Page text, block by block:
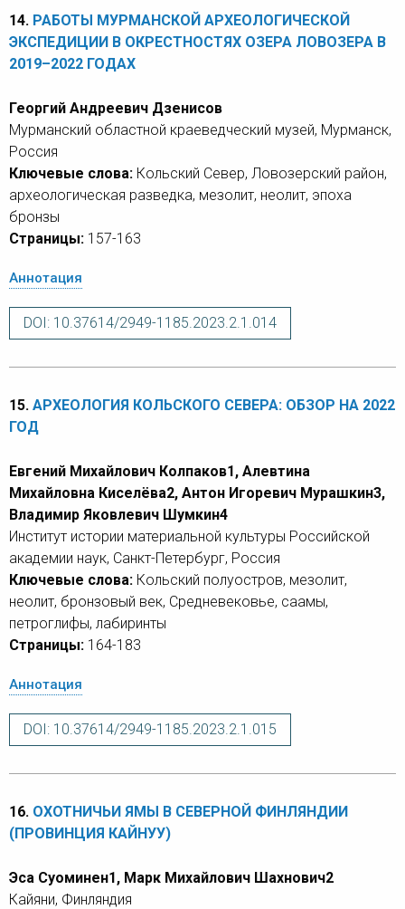
14. РАБОТЫ МУРМАНСКОЙ АРХЕОЛОГИЧЕСКОЙ
ЭКСПЕДИЦИИ В ОКРЕСТНОСТЯХ ОЗЕРА ЛОВОЗЕРА В
2019–2022 ГОДАХ
Георгий Андреевич Дзенисов
Мурманский областной краеведческий музей, Мурманск,
Россия
Ключевые слова: Кольский Север, Ловозерский район,
археологическая разведка, мезолит, неолит, эпоха
бронзы
Страницы: 157-163
Аннотация
DOI: 10.37614/2949-1185.2023.2.1.014
15. АРХЕОЛОГИЯ КОЛЬСКОГО СЕВЕРА: ОБЗОР НА 2022
ГОД
Евгений Михайлович Колпаков1, Алевтина
Михайловна Киселёва2, Антон Игоревич Мурашкин3,
Владимир Яковлевич Шумкин4
Институт истории материальной культуры Российской
академии наук, Санкт-Петербург, Россия
Ключевые слова: Кольский полуостров, мезолит,
неолит, бронзовый век, Средневековье, саамы,
петроглифы, лабиринты
Страницы: 164-183
Аннотация
DOI: 10.37614/2949-1185.2023.2.1.015
16. ОХОТНИЧЬИ ЯМЫ В СЕВЕРНОЙ ФИНЛЯНДИИ
(ПРОВИНЦИЯ КАЙНУУ)
Эса Суоминен1, Марк Михайлович Шахнович2
Кайяни, Финляндия